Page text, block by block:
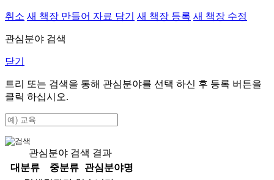
취소 새 책장 만들어 자료 담기 새 책장 등록 새 책장 수정
관심분야 검색
닫기
트리 또는 검색을 통해 관심분야를 선택 하신 후 등록 버튼을
클릭 하십시오.
관심분야 검색 결과
대분류
중분류
관심분야명